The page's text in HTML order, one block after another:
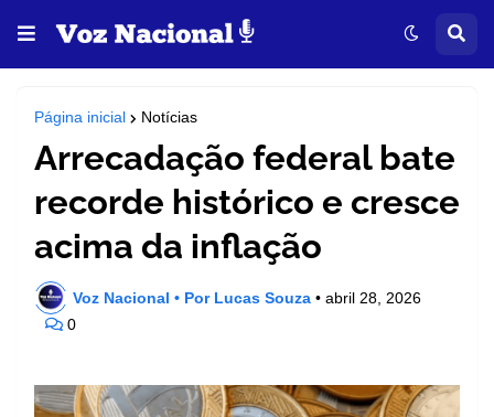
Página inicial Notícias
Arrecadação federal bate
recorde histórico e cresce
acima da inflação
Voz Nacional • Por Lucas Souza • abril 28, 2026
0